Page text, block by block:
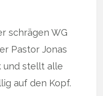
schrägen WG
Pastor Jonas
und stellt alle
auf den Kopf.